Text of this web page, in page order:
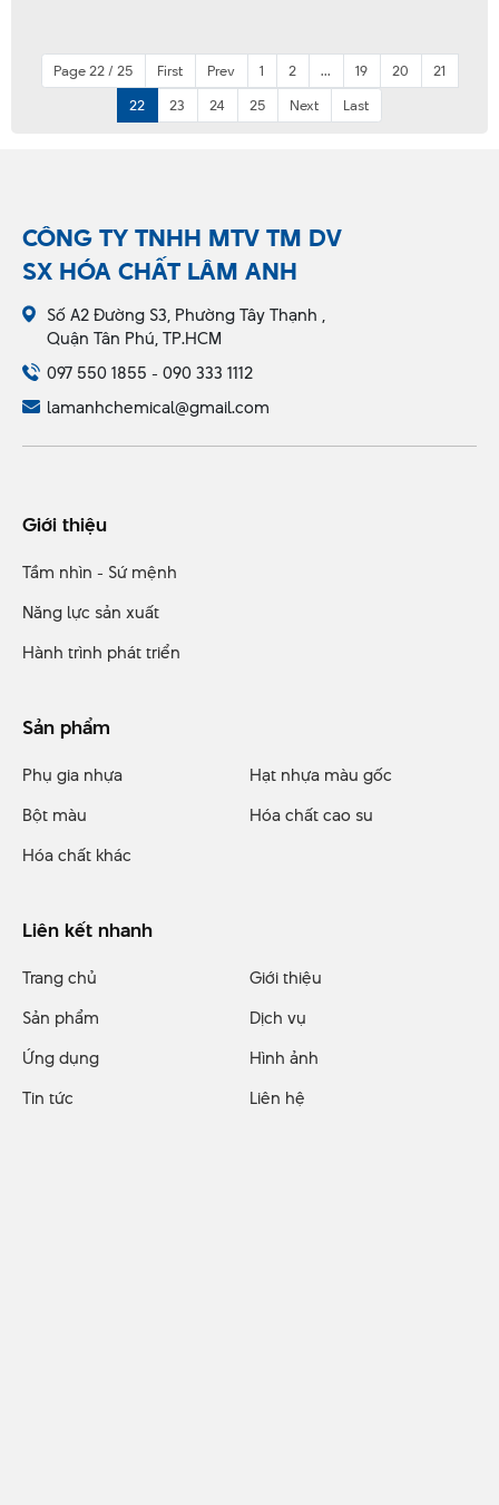
Page 22 / 25 First Prev 1 2 ... 19 20
21
22
23 24 25 Next Last
CÔNG TY TNHH MTV TM DV
SX HÓA CHẤT LÂM ANH
Số A2 Đường S3, Phường Tây Thạnh ,
Quận Tân Phú, TP.HCM
097 550 1855 - 090 333 1112
lamanhchemical@gmail.com
Giới thiệu
Tầm nhìn - Sứ mệnh
Năng lực sản xuất
Hành trình phát triển
Sản phẩm
Phụ gia nhựa
Hạt nhựa màu gốc
Bột màu
Hóa chất cao su
Hóa chất khác
Liên kết nhanh
Trang chủ
Giới thiệu
Sản phẩm
Dịch vụ
Ứng dụng
Hình ảnh
Tin tức
Liên hệ